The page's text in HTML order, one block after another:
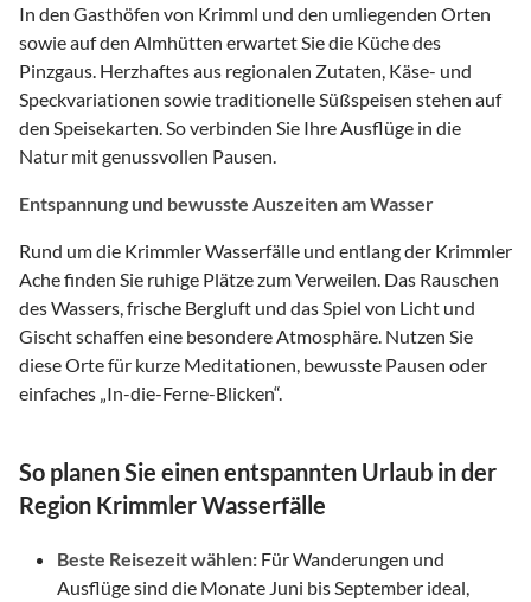
In den Gasthöfen von Krimml und den umliegenden Orten
sowie auf den Almhütten erwartet Sie die Küche des
Pinzgaus. Herzhaftes aus regionalen Zutaten, Käse- und
Speckvariationen sowie traditionelle Süßspeisen stehen auf
den Speisekarten. So verbinden Sie Ihre Ausflüge in die
Natur mit genussvollen Pausen.
Entspannung und bewusste Auszeiten am Wasser
Rund um die Krimmler Wasserfälle und entlang der Krimmler
Ache finden Sie ruhige Plätze zum Verweilen. Das Rauschen
des Wassers, frische Bergluft und das Spiel von Licht und
Gischt schaffen eine besondere Atmosphäre. Nutzen Sie
diese Orte für kurze Meditationen, bewusste Pausen oder
einfaches „In-die-Ferne-Blicken“.
So planen Sie einen entspannten Urlaub in der
Region Krimmler Wasserfälle
Beste Reisezeit wählen: Für Wanderungen und
Ausflüge sind die Monate Juni bis September ideal,